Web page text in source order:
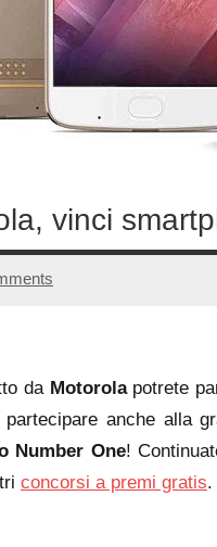
vinci
da Motorolapotrete
anche alla
Number One!
concorsi a premi gratis.